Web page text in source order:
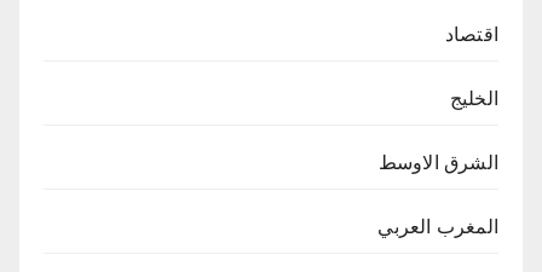
اقتصاد
الخليج
الشرق الاوسط
المغرب العربي